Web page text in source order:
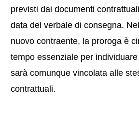
previsti dai documenti
data del verbale di consegna.
nuovo contraente, la proroga è
tempo essenziale per
sarà comunque vincolata alle
contrattuali.